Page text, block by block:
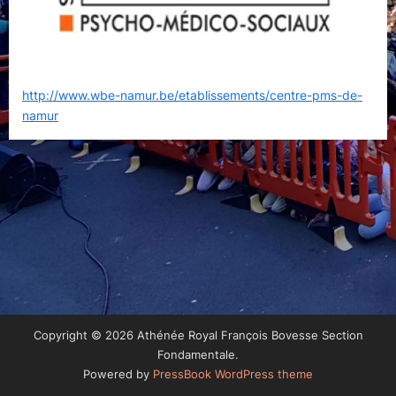
http://www.wbe-namur.be/etablissements/centre-pms-de-
namur
Copyright © 2026 Athénée Royal François Bovesse Section
Fondamentale.
Powered by PressBook WordPress theme